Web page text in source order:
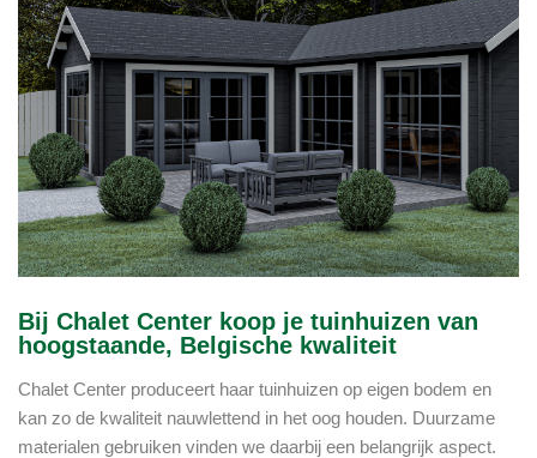
Bij Chalet Center koop je tuinhuizen van
hoogstaande, Belgische kwaliteit
Chalet Center produceert haar tuinhuizen op eigen bodem en
kan zo de kwaliteit nauwlettend in het oog houden. Duurzame
materialen gebruiken vinden we daarbij een belangrijk aspect.